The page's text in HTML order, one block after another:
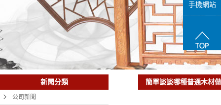
新聞分類
公司新聞
簡單談談哪種普通木材
手機網站